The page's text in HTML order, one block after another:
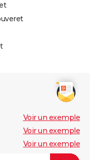
Voir un exemple
Voir un exemple
Voir un exemple